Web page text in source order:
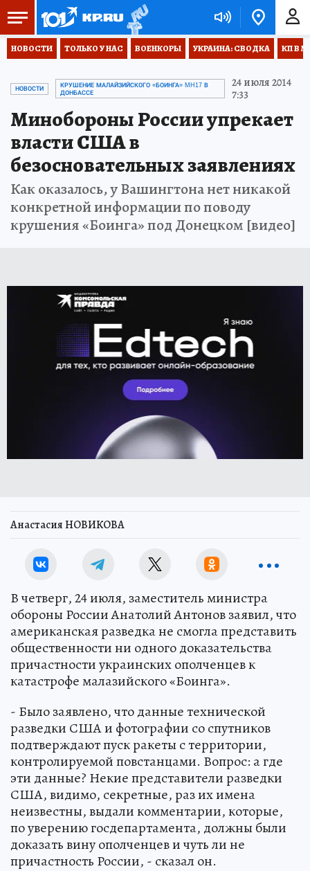
НОВОСТИ ТОЛЬКО У НАС ВОЕНКОРЫ УКРАИНА: СВОДКА КП В
НОВОСТИ
КРУШЕНИЕ МАЛАЙЗИЙСКОГО «БОИНГА» MH17 В
ДОНБАССЕ
24 июля 2014
7:33
Минобороны России упрекает
власти США в
безосновательных заявлениях
Как оказалось, у Вашингтона нет никакой
конкретной информации по поводу
крушения «Боинга» под Донецком [видео]
Анастасия НОВИКОВА
В четверг, 24 июля, заместитель министра
обороны России Анатолий Антонов заявил, что
американская разведка не смогла представить
общественности ни одного доказательства
причастности украинских ополченцев к
катастрофе малазийского «Боинга».
- Было заявлено, что данные технической
разведки США и фотографии со спутников
подтверждают пуск ракеты с территории,
контролируемой повстанцами. Вопрос: а где
эти данные? Некие представители разведки
США, видимо, секретные, раз их имена
неизвестны, выдали комментарии, которые,
по уверению госдепартамента, должны были
доказать вину ополченцев и чуть ли не
причастность России, - сказал он.